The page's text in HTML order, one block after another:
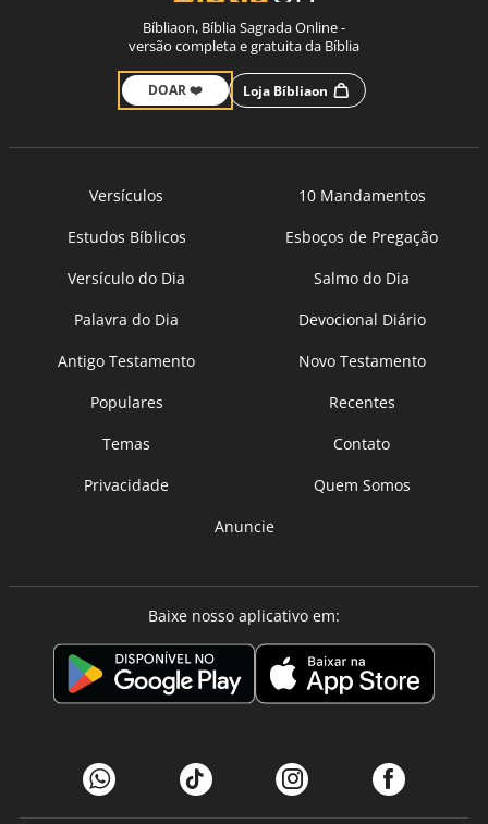
Bíbliaon, Bíblia Sagrada Online -
versão completa e gratuita da Bíblia
DOAR ❤️ Loja Bíbliaon
Versículos
10 Mandamentos
Estudos Bíblicos
Esboços de Pregação
Versículo do Dia
Salmo do Dia
Palavra do Dia
Devocional Diário
Antigo Testamento
Novo Testamento
Populares
Recentes
Temas
Contato
Privacidade
Quem Somos
Anuncie
Baixe nosso aplicativo em: